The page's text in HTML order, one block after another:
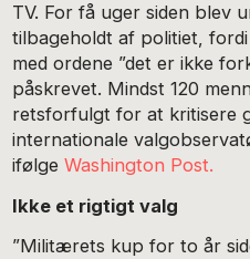
TV. For få uger siden blev
tilbageholdt af politiet,
med ordene ”det er ikke
påskrevet. Mindst 120
retsforfulgt for at kritisere
internationale
ifølgeWashington Post.
Ikke et rigtigt valg
”Militærets kup for to år